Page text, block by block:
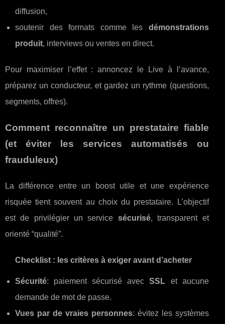
diffusion,
soutenir des formats comme les démonstrations
produit, interviews ou ventes en direct.
Pour maximiser l’effet : annoncez le Live à l’avance,
préparez un conducteur, et gardez un rythme (questions,
segments, offres).
Comment reconnaître un prestataire fiable
(et éviter les services automatisés ou
frauduleux)
La différence entre un boost utile et une expérience
risquée tient souvent au choix du prestataire. L’objectif
est de privilégier un service sécurisé, transparent et
orienté “qualité”.
Checklist : les critères à exiger avant d’acheter
Sécurité: paiement sécurisé avecSSL et aucune
demande de mot de passe.
Vues par de vraies personnes: évitez les systèmes